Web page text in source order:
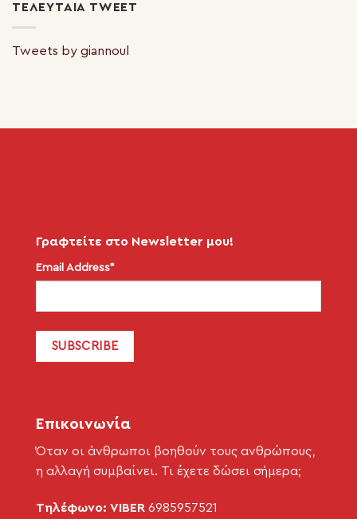
ΤΕΛΕΥΤΑΊΑ TWEET
Tweets by giannoul
Γραφτείτε στο Newsletter μου!
Email Address*
Επικοινωνία
Όταν οι άνθρωποι βοηθούν τους ανθρώπους,
η αλλαγή συμβαίνει. Τι έχετε δώσει σήμερα;
Τηλέφωνο: VIBER 6985957521